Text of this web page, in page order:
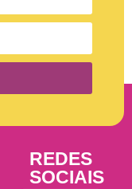
REDES
SOCIAIS